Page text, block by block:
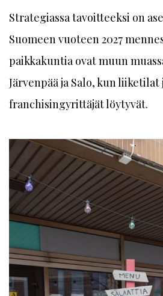
Strategiassa tavoitteeksi on
Suomeen vuoteen 2027
paikkakuntia ovat muun
Järvenpää ja Salo, kun liiketilat
franchisingyrittäjät löytyvät.